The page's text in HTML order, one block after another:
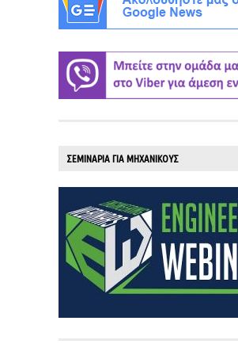
ΣΕΜΙΝΑΡΙΑ ΓΙΑ ΜΗΧΑΝΙΚΟΥΣ